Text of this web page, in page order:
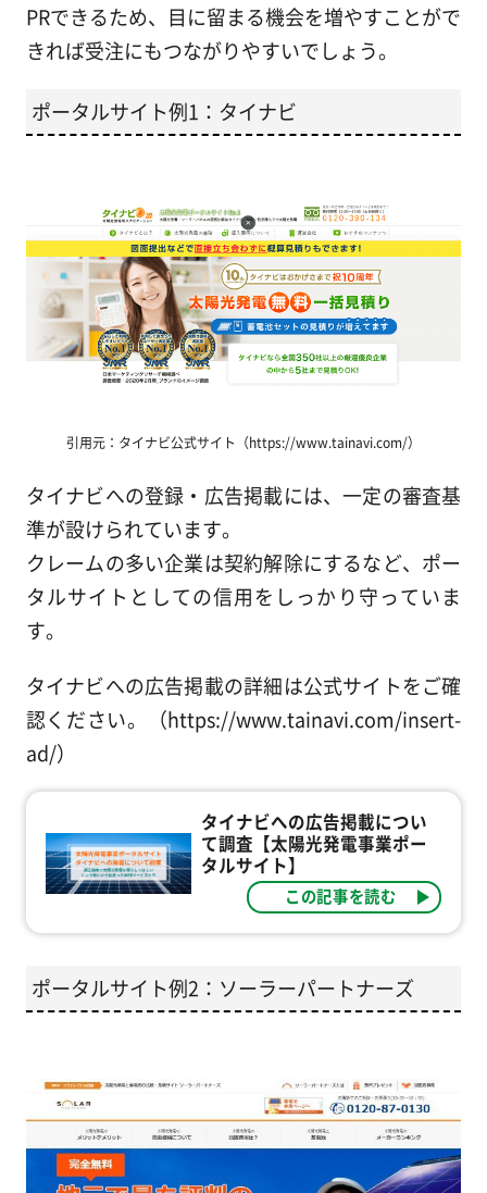
PRできるため、目に留まる機会を増やすことがで
きれば受注にもつながりやすいでしょう。
ポータルサイト例1：タイナビ
引用元：タイナビ公式サイト（https://www.tainavi.com/）
タイナビへの登録・広告掲載には、一定の審査基
準が設けられています。
クレームの多い企業は契約解除にするなど、ポー
タルサイトとしての信用をしっかり守っていま
す。
タイナビへの広告掲載の詳細は公式サイトをご確
認ください。（https://www.tainavi.com/insert-
ad/）
タイナビへの広告掲載につい
て調査【太陽光発電事業ポー
タルサイト】
この記事を読む
ポータルサイト例2：ソーラーパートナーズ